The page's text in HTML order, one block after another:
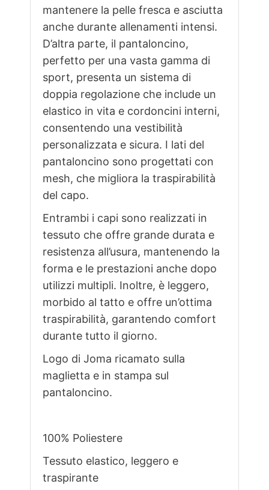
mantenere la pelle fresca e asciutta
anche durante allenamenti intensi.
D’altra parte, il pantaloncino,
perfetto per una vasta gamma di
sport, presenta un sistema di
doppia regolazione che include un
elastico in vita e cordoncini interni,
consentendo una vestibilità
personalizzata e sicura. I lati del
pantaloncino sono progettati con
mesh, che migliora la traspirabilità
del capo.
Entrambi i capi sono realizzati in
tessuto che offre grande durata e
resistenza all’usura, mantenendo la
forma e le prestazioni anche dopo
utilizzi multipli. Inoltre, è leggero,
morbido al tatto e offre un’ottima
traspirabilità, garantendo comfort
durante tutto il giorno.
Logo di Joma ricamato sulla
maglietta e in stampa sul
pantaloncino.
100% Poliestere
Tessuto elastico, leggero e
traspirante